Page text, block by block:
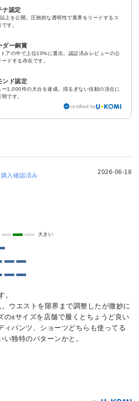
ナ認定
上を公開。圧倒的な透明性で業界をリードするス
す。
ダー銅賞
アの中で上位10%に選出。認証済みレビューの公
ドする存在です。
ンド認定
ー1,000件の大台を達成。揺るぎない信頼の頂点に
です。
certified by
購入確認済み 2026-06-18
大きい
。
ウエストを限界まで調整したが微妙に
のsサイズを店舗で履くとちょうど良い
ィパンツ、ショーツどちらも使ってる
独特のパターンかと。